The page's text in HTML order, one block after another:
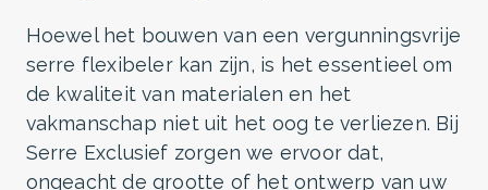
Hoewel het bouwen van een vergunningsvrije
serre flexibeler kan zijn, is het essentieel om
de kwaliteit van materialen en het
vakmanschap niet uit het oog te verliezen. Bij
Serre Exclusief zorgen we ervoor dat,
ongeacht de grootte of het ontwerp van uw